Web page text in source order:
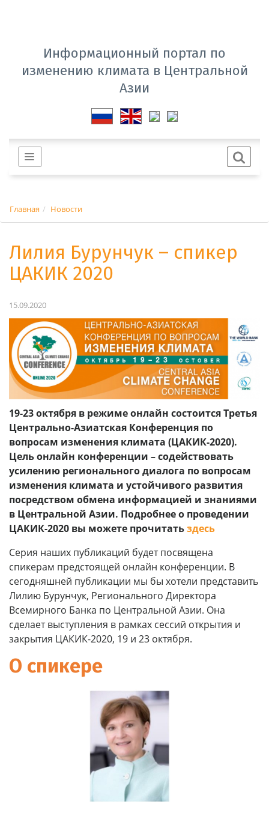
Информационный портал по
изменению климата в Центральной
Азии
Главная Новости
Лилия Бурунчук – спикер
ЦАКИК 2020
15.09.2020
19-23 октября в режиме онлайн состоится Третья
Центрально-Азиатская Конференция по
вопросам изменения климата (ЦАКИК-2020).
Цель онлайн конференции – содействовать
усилению регионального диалога по вопросам
изменения климата и устойчивого развития
посредством обмена информацией и знаниями
в Центральной Азии. Подробнее о проведении
ЦАКИК-2020 вы можете прочитатьздесь
Серия наших публикаций будет посвящена
спикерам предстоящей онлайн конференции. В
сегодняшней публикации мы бы хотели представить
Лилию Бурунчук, Регионального Директора
Всемирного Банка по Центральной Азии. Она
сделает выступления в рамках сессий открытия и
закрытия ЦАКИК-2020, 19 и 23 октября.
О спикере